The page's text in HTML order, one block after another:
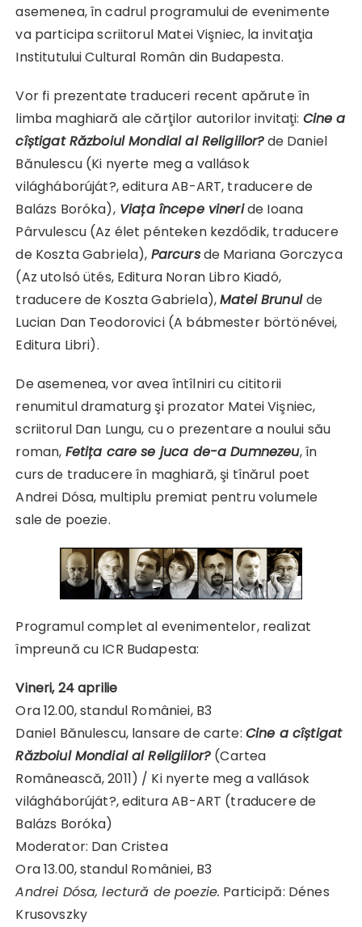
asemenea, în cadrul programului de evenimente
va participa scriitorul Matei Vişniec, la invitaţia
Institutului Cultural Român din Budapesta.
Vor fi prezentate traduceri recent apărute în
limba maghiară ale cărţilor autorilor invitaţi: Cine a
cîștigat Războiul Mondial al Religiilor?de Daniel
Bănulescu (Ki nyerte meg a vallások
világháborúját?, editura AB-ART, traducere de
Balázs Boróka),Viața începe vineride Ioana
Pârvulescu (Az élet pénteken kezdődik, traducere
de Koszta Gabriela), Parcursde Mariana Gorczyca
(Az utolsó ütés, Editura Noran Libro Kiadó,
traducere de Koszta Gabriela),Matei Brunul de
Lucian Dan Teodorovici (A bábmester börtönévei,
Editura Libri).
De asemenea, vor avea întîlniri cu cititorii
renumitul dramaturg şi prozator Matei Vişniec,
scriitorul Dan Lungu, cu o prezentare a noului său
roman, Fetița care se juca de-a Dumnezeu, în
curs de traducere în maghiară, şi tînărul poet
Andrei Dósa, multiplu premiat pentru volumele
sale de poezie.
Programul complet al evenimentelor, realizat
împreună cu ICR Budapesta:
Vineri, 24 aprilie
Ora 12.00, standul României, B3
Daniel Bănulescu, lansare de carte: Cine a cîștigat
Războiul Mondial al Religiilor? (Cartea
Românească, 2011) / Ki nyerte meg a vallások
világháborúját?, editura AB-ART (traducere de
Balázs Boróka)
Moderator: Dan Cristea
Ora 13.00, standul României, B3
Andrei Dósa, lectură de poezie. Participă: Dénes
Krusovszky